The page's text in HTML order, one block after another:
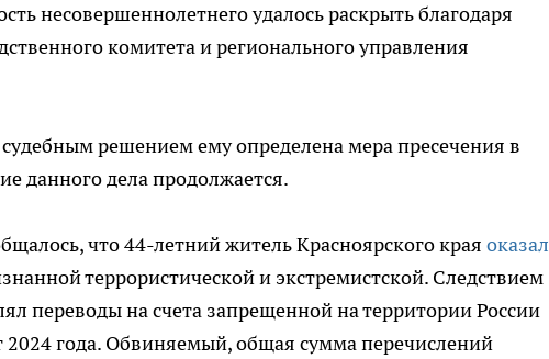
несовершеннолетнего удалось раскрыть благодаря
комитета и регионального управления
решением ему определена мера пресечения в
данного дела продолжается.
что 44-летний житель Красноярского края оказал
террористической и экстремистской. Следствием
переводы на счета запрещенной на территории России
2024 года. Обвиняемый, общая сумма перечислений